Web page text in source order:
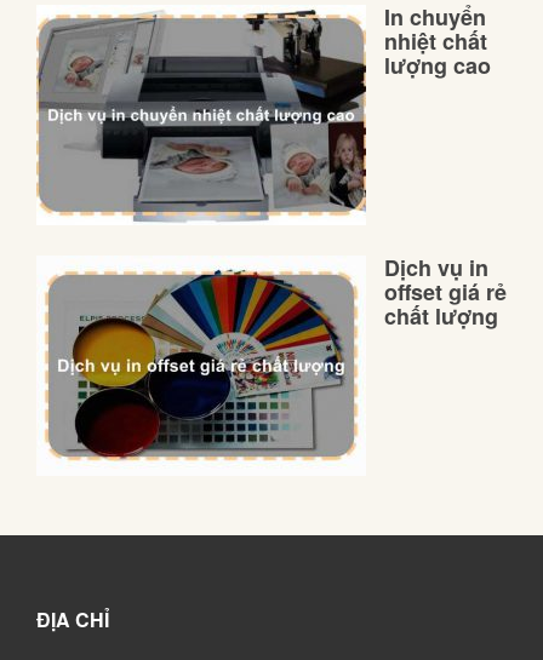
In chuyển
nhiệt chất
lượng cao
Dịch vụ in
offset giá rẻ
chất lượng
ĐỊA CHỈ